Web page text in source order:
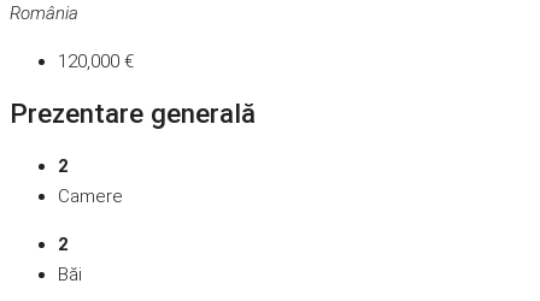
România
120,000 €
Prezentare generală
2
Camere
2
Băi